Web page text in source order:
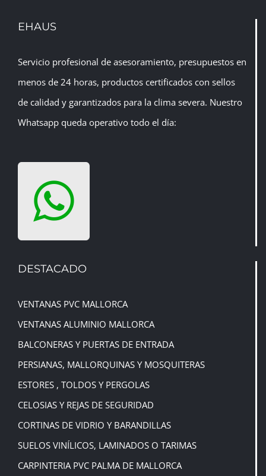
EHAUS
Servicio profesional de asesoramiento, presupuestos en
menos de 24 horas, productos certificados con sellos
de calidad y garantizados para la clima severa. Nuestro
Whatsapp queda operativo todo el día:
DESTACADO
VENTANAS PVC MALLORCA
VENTANAS ALUMINIO MALLORCA
BALCONERAS Y PUERTAS DE ENTRADA
PERSIANAS, MALLORQUINAS Y MOSQUITERAS
ESTORES , TOLDOS Y PERGOLAS
CELOSIAS Y REJAS DE SEGURIDAD
CORTINAS DE VIDRIO Y BARANDILLAS
SUELOS VINÍLICOS, LAMINADOS O TARIMAS
CARPINTERIA PVC PALMA DE MALLORCA